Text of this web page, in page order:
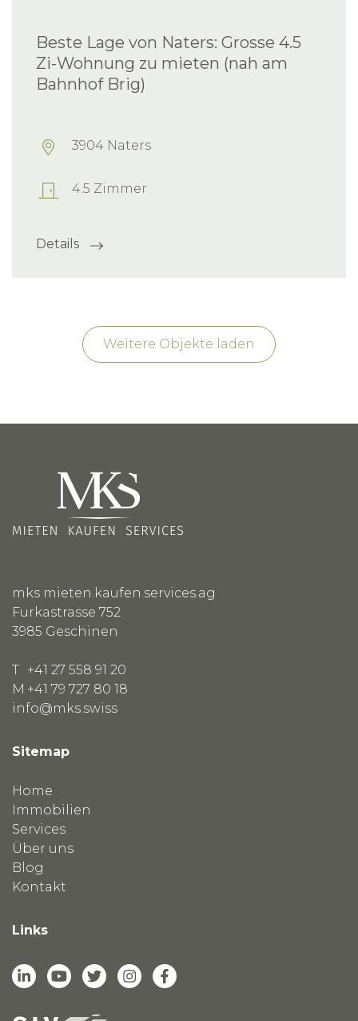
Beste Lage von Naters: Grosse 4.5
Zi-Wohnung zu mieten (nah am
Bahnhof Brig)
3904 Naters
4.5 Zimmer
Details
Weitere Objekte laden
mks mieten.kaufen.services.ag
Furkastrasse 752
3985 Geschinen
T +41 27 558 91 20
M +41 79 727 80 18
info@mks.swiss
Sitemap
Home
Immobilien
Services
Über uns
Blog
Kontakt
Links